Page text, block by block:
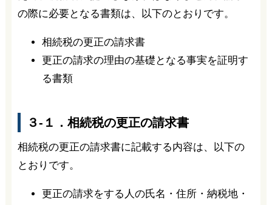
の際に必要となる書類は、以下のとおりです。
相続税の更正の請求書
更正の請求の理由の基礎となる事実を証明す
る書類
３-１．相続税の更正の請求書
相続税の更正の請求書に記載する内容は、以下の
とおりです。
更正の請求をする人の氏名・住所・納税地・